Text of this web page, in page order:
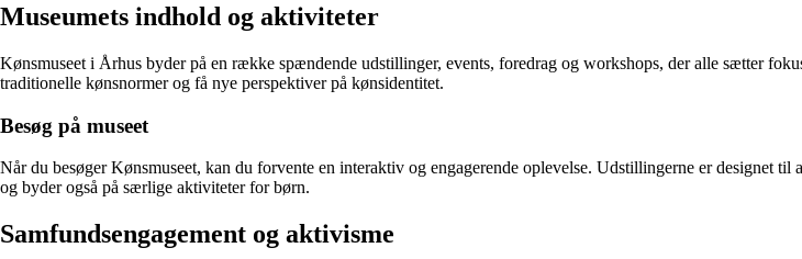
Museumets indhold og aktiviteter
Kønsmuseet i Århus byder på en række spændende udstillinger, events, foredrag og workshops, der alle sætter
traditionelle kønsnormer og få nye perspektiver på kønsidentitet.
Besøg på museet
Når du besøger Kønsmuseet, kan du forvente en interaktiv og engagerende oplevelse. Udstillingerne er designet
og byder også på særlige aktiviteter for børn.
Samfundsengagement og aktivisme